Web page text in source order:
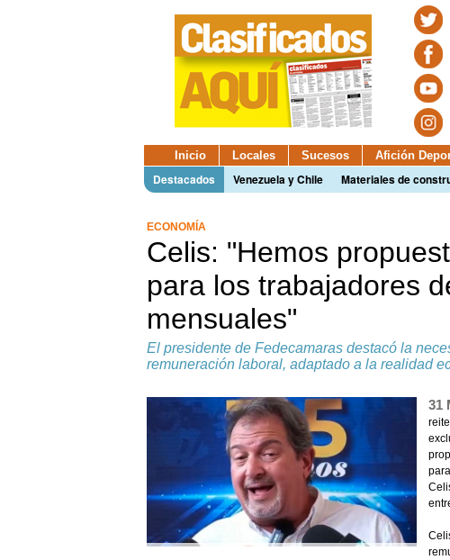
Inicio Locales Sucesos Afición
Destacados Venezuela y Chile Materiales de
ECONOMÍA
Celis: "Hemos
para los trabajadores
mensuales"
El presidente de Fedecamaras destacó la
remuneración laboral, adaptado a la realidad
31